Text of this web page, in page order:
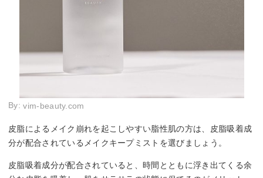
By:vim-beauty.com
皮脂によるメイク崩れを起こしやすい脂性肌の方は、皮脂吸着成
分が配合されているメイクキープミストを選びましょう。
皮脂吸着成分が配合されていると、時間とともに浮き出てくる余